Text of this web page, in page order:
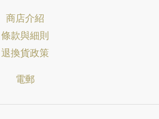
商店介紹
條款與細則
退換貨政策
電郵